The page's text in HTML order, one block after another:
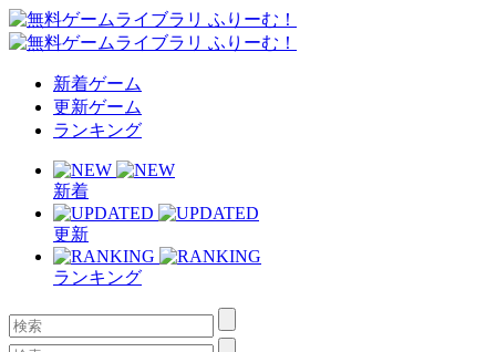
新着ゲーム
更新ゲーム
ランキング
新着
更新
ランキング